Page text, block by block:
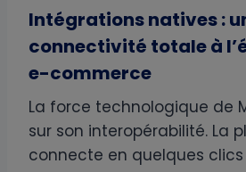
Intégrations natives :
connectivité totale à
e-commerce
La force technologique de
sur son interopérabilité. La
connecte en quelques